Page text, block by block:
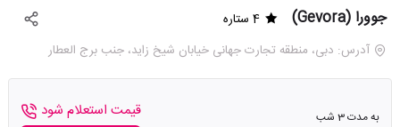
جوورا (Gevora)
4 ستاره
آدرس: دبی، منطقه تجارت جهانی خیابان شیخ زاید، جنب برج العطار
به مدت 3 شب
قیمت استعلام شود